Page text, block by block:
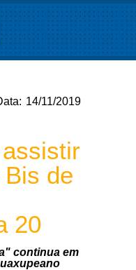
14/11/2019
de
20
continua em